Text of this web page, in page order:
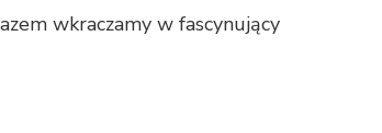
wkraczamy w fascynujący